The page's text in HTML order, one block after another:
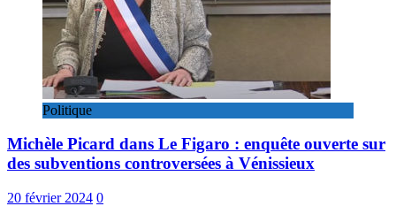
Politique
Michèle Picard dans Le Figaro : enquête ouverte sur
des subventions controversées à Vénissieux
20 février 2024 0